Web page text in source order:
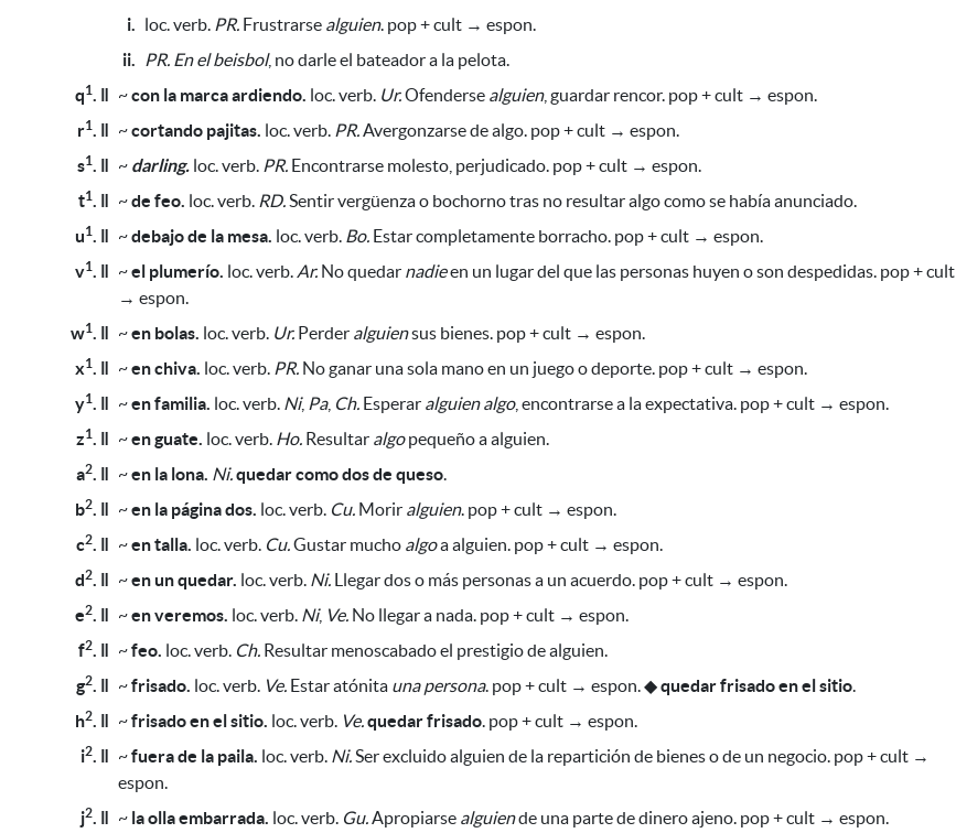
i. loc. verb. PR. Frustrarse alguien. pop + cult → espon.
ii.
PR. En el beisbol, no darle el bateador a la pelota.
q1. ǁ ~con la marca ardiendo. loc. verb. Ur.Ofenderse alguien, guardar rencor. pop + cult → espon.
r1. ǁ ~cortando pajitas. loc. verb. PR.Avergonzarse de algo. pop + cult → espon.
s1. ǁ ~ darling. loc. verb. PR. Encontrarse molesto, perjudicado. pop + cult → espon.
t1. ǁ ~de feo. loc. verb. RD.Sentir vergüenza o bochorno tras no resultar algo como se había anunciado.
u1. ǁ ~debajo de la mesa. loc. verb. Bo. Estar completamente borracho. pop + cult → espon.
v1. ǁ ~el plumerío. loc. verb. Ar. No quedar nadieen un lugar del que las personas huyen o son despedidas. pop + cult
→ espon.
w1. ǁ ~en bolas. loc. verb. Ur. Perder alguiensus bienes. pop + cult → espon.
x1. ǁ ~en chiva. loc. verb. PR. No ganar una sola mano en un juego o deporte. pop + cult → espon.
y1. ǁ ~en familia. loc. verb. Ni, Pa, Ch. Esperar alguien algo, encontrarse a la expectativa. pop + cult → espon.
z1. ǁ ~en guate. loc. verb. Ho. Resultar algopequeño a alguien.
a2. ǁ ~en la lona. Ni.quedar como dos de queso.
b2. ǁ ~en la página dos. loc. verb. Cu. Morir alguien. pop + cult → espon.
c2. ǁ ~en talla. loc. verb. Cu.Gustar mucho algoa alguien. pop + cult → espon.
d2. ǁ ~en un quedar. loc. verb. Ni. Llegar dos o más personas a un acuerdo. pop + cult → espon.
e2. ǁ ~en veremos. loc. verb. Ni, Ve. No llegar a nada. pop + cult → espon.
f2. ǁ ~feo. loc. verb. Ch. Resultar menoscabado el prestigio de alguien.
g2. ǁ ~frisado. loc. verb. Ve. Estar atónita una persona. pop + cult → espon.◆quedar frisado en el sitio.
h2. ǁ ~frisado en el sitio. loc. verb. Ve.quedar frisado. pop + cult → espon.
i2. ǁ ~fuera de la paila. loc. verb. Ni.Ser excluido alguien de la repartición de bienes o de un negocio. pop + cult →
espon.
j2. ǁ ~ la olla embarrada. loc. verb. Gu.Apropiarse alguiende una parte de dinero ajeno. pop + cult → espon.